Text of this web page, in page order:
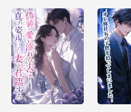
柔ら
もし、
心配になっ